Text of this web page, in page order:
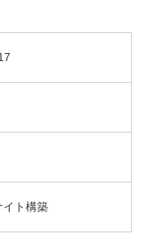
イト構築